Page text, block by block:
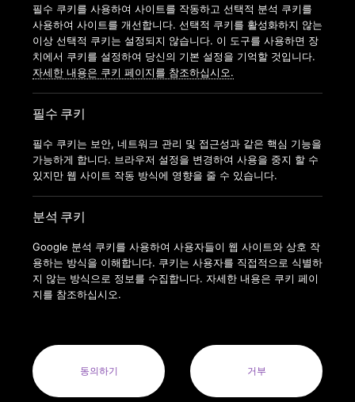
지점찾기
가맹신청
COPYRIGHT © 2022 ANYTIMEFITNESSKOREA ALL RIGHTS
업자번호 : 164-88-01413
사업자명: 주식회사 모던휘트니스코리아(MODERN FITNESS KOREA
CO. LTD.) 대표자: 오혁진
필수 쿠키를 사용하여 사이트를 작동하고 선택적 분석 쿠키를
사용하여 사이트를 개선합니다. 선택적 쿠키를 활성화하지 않는
이상 선택적 쿠키는 설정되지 않습니다. 이 도구를 사용하면 장
치에서 쿠키를 설정하여 당신의 기본 설정을 기억할 것입니다.
자세한 내용은 쿠키 페이지를 참조하십시오.
필수 쿠키
필수 쿠키는 보안, 네트워크 관리 및 접근성과 같은 핵심 기능을
가능하게 합니다. 브라우저 설정을 변경하여 사용을 중지 할 수
있지만 웹 사이트 작동 방식에 영향을 줄 수 있습니다.
분석 쿠키
Google 분석 쿠키를 사용하여 사용자들이 웹 사이트와 상호 작
용하는 방식을 이해합니다. 쿠키는 사용자를 직접적으로 식별하
지 않는 방식으로 정보를 수집합니다. 자세한 내용은 쿠키 페이
지를 참조하십시오.
동의하기 거부